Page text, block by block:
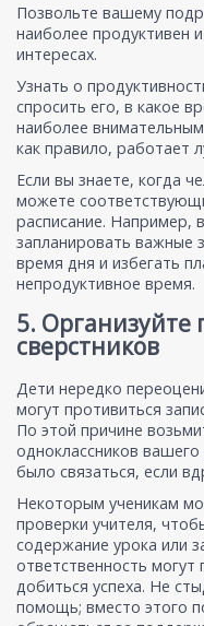
Позвольте вашему
наиболее продуктивен
интересах.
Узнать о
спросить его, в какое
наиболее
как правило, работает
Если вы знаете, когда
можете
расписание. Например,
запланировать важные
время дня и избегать
непродуктивное время.
5.
сверстников
Дети нередко
могут противиться
По этой причине
одноклассников
было связаться, если
Некоторым ученикам
проверки учителя,
содержание урока или
ответственность
добиться успеха. Не
помощь; вместо этого